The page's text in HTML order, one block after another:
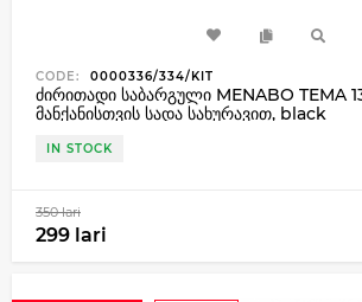
CODE: 0000336/334/KIT
ძირითადი საბარგული MENABO TEMA
მანქანისთვის სადა სახურავით, black
IN STOCK
350 lari
299 lari